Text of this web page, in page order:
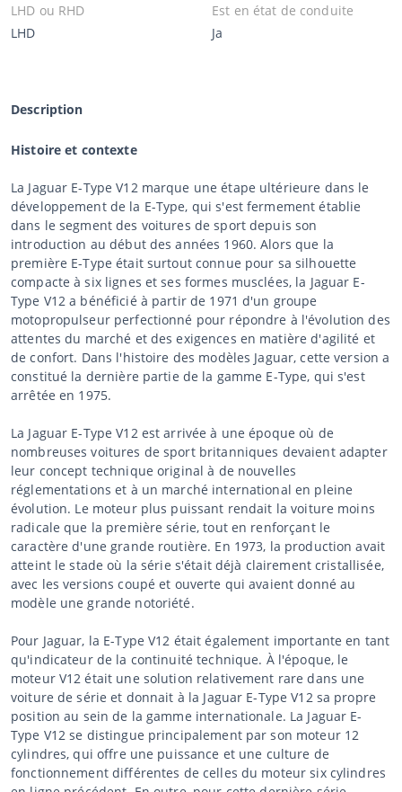
LHD ou RHD
LHD
Est en état de conduite
Ja
Description
Histoire et contexte
La Jaguar E-Type V12 marque une étape ultérieure dans le
développement de la E-Type, qui s'est fermement établie
dans le segment des voitures de sport depuis son
introduction au début des années 1960. Alors que la
première E-Type était surtout connue pour sa silhouette
compacte à six lignes et ses formes musclées, la Jaguar E-
Type V12 a bénéficié à partir de 1971 d'un groupe
motopropulseur perfectionné pour répondre à l'évolution des
attentes du marché et des exigences en matière d'agilité et
de confort. Dans l'histoire des modèles Jaguar, cette version a
constitué la dernière partie de la gamme E-Type, qui s'est
arrêtée en 1975.
La Jaguar E-Type V12 est arrivée à une époque où de
nombreuses voitures de sport britanniques devaient adapter
leur concept technique original à de nouvelles
réglementations et à un marché international en pleine
évolution. Le moteur plus puissant rendait la voiture moins
radicale que la première série, tout en renforçant le
caractère d'une grande routière. En 1973, la production avait
atteint le stade où la série s'était déjà clairement cristallisée,
avec les versions coupé et ouverte qui avaient donné au
modèle une grande notoriété.
Pour Jaguar, la E-Type V12 était également importante en tant
qu'indicateur de la continuité technique. À l'époque, le
moteur V12 était une solution relativement rare dans une
voiture de série et donnait à la Jaguar E-Type V12 sa propre
position au sein de la gamme internationale. La Jaguar E-
Type V12 se distingue principalement par son moteur 12
cylindres, qui offre une puissance et une culture de
fonctionnement différentes de celles du moteur six cylindres